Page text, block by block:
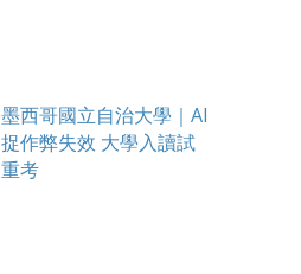
墨西哥國立自治大學｜AI
捉作弊失效 大學入讀試
重考